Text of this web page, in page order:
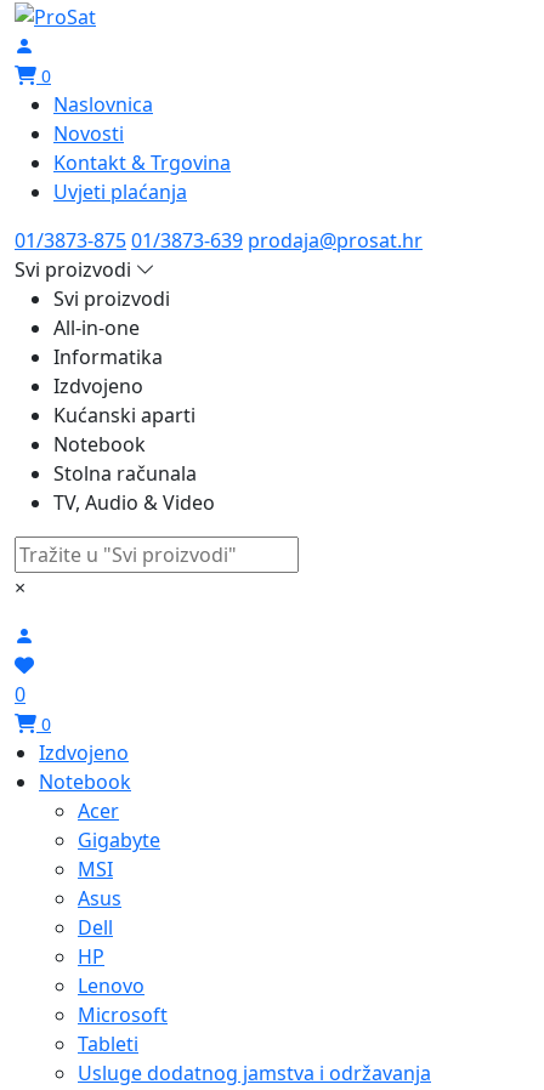
0
Naslovnica
Novosti
Kontakt & Trgovina
Uvjeti plaćanja
01/3873-87501/3873-639 prodaja@prosat.hr
Svi proizvodi
Svi proizvodi
All-in-one
Informatika
Izdvojeno
Kućanski aparti
Notebook
Stolna računala
TV, Audio & Video
×
0
0
Izdvojeno
Notebook
Acer
Gigabyte
MSI
Asus
Dell
HP
Lenovo
Microsoft
Tableti
Usluge dodatnog jamstva i održavanja